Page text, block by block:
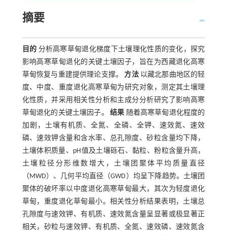
摘要
目的 分析高寒草甸退化梯度下土壤理化性质的变化，探究
影响高寒草甸退化的关键土壤因子，旨在为西藏退化高寒
草甸恢复与重建提供理论支撑。 方法以藏北那曲地区的轻
度、中度、重度退化高寒草甸为研究对象，测定其土壤理
化性质，并采用相关性分析和主成分分析研究了影响高寒
草甸退化的关键土壤因子。 结果 随着高寒草甸退化程度的
加剧，土壤有机质、全氮、全磷、全钾、速效氮、速效
磷、速效钾含量和含水率、总孔隙度、砂粒含量均下降，
土壤体积质量、pH值及土壤砾石、黏粒、粉粒含量升高，
土壤粒径分形维数增大，土壤团聚体平均质量直径
（MWD）、几何平均直径（GWD）均呈下降趋势。土壤团
聚体的破坏率以中度退化高寒草甸最大，其次为轻度退化
草甸，重度退化草甸最小。相关性分析结果表明，土壤总
孔隙度与速效钾、有机质、速效氮含量呈显著或极显著正
相关，砂粒与速效钾、有机质、全氮、速效磷、速效氮含